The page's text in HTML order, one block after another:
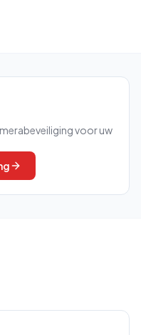
voor uw